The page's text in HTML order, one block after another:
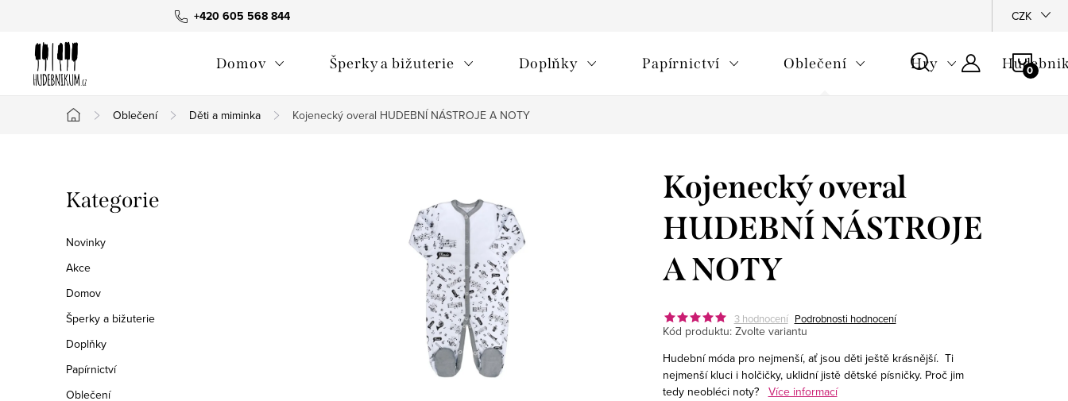
+420 605 568 844 CZK
Domov Šperky a bižuterie Doplňky Papírnictví Oblečení Hry
Domů
Oblečení Děti a miminka Kojenecký overal HUDEBNÍ NÁSTROJE A NOTY
o
s
t
r
a
n
Přeskočit
kategorie
Kategorie
Novinky
Akce
Domov
Šperky a bižuterie
Doplňky
Papírnictví
Oblečení
Kojenecký overal
HUDEBNÍ NÁSTROJE
A NOTY
3 hodnocení Podrobnosti hodnocení
Kód produktu: Zvolte variantu
Hudební móda pro nejmenší, ať jsou děti ještě krásnější. Ti
nejmenší kluci i holčičky, uklidní jistě dětské písničky. Proč jim
tedy neobléci noty?
Více informací